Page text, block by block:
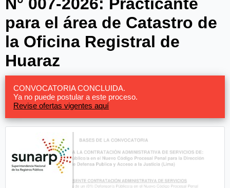
para el área de Catastro de
la Oficina Registral de
Huaraz
CONVOCATORIA CONCLUIDA.
Ya no puede postular a este proceso.
Revise ofertas vigentes aquí